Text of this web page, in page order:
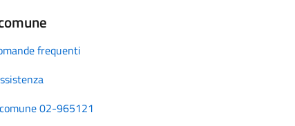
frequenti
02-965121